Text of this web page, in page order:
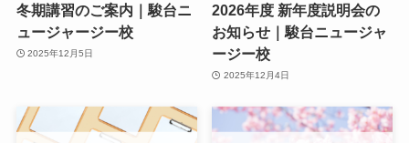
冬期講習のご案内｜駿台ニ
ュージャージー校
2025年12月5日
2026年度 新年度説明会の
お知らせ｜駿台ニュージャ
ージー校
2025年12月4日